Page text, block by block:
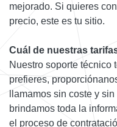
mejorado. Si quieres
precio, este es tu sitio.
Cuál de nuestras
Nuestro soporte técnico
prefieres,
llamamos sin coste y
brindamos toda la
el proceso de